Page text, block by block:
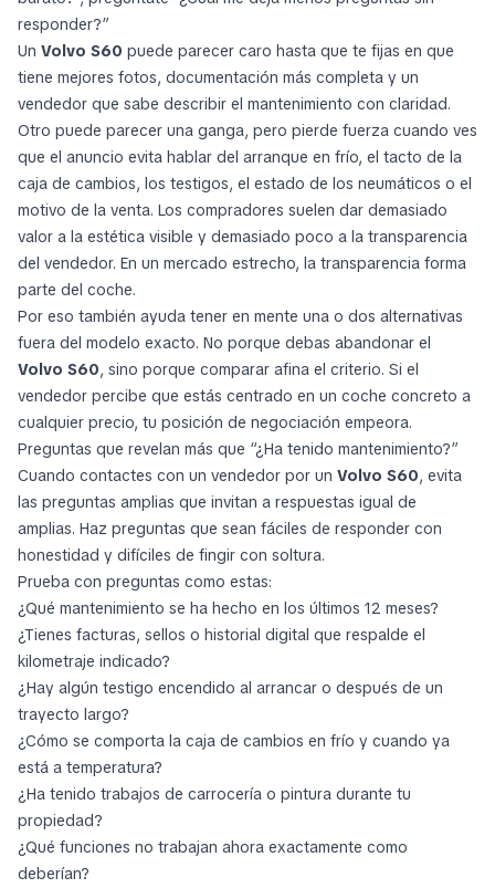
responder?”
Un Volvo S60 puede parecer caro hasta que te fijas en que
tiene mejores fotos, documentación más completa y un
vendedor que sabe describir el mantenimiento con claridad.
Otro puede parecer una ganga, pero pierde fuerza cuando ves
que el anuncio evita hablar del arranque en frío, el tacto de la
caja de cambios, los testigos, el estado de los neumáticos o el
motivo de la venta. Los compradores suelen dar demasiado
valor a la estética visible y demasiado poco a la transparencia
del vendedor. En un mercado estrecho, la transparencia forma
parte del coche.
Por eso también ayuda tener en mente una o dos alternativas
fuera del modelo exacto. No porque debas abandonar el
Volvo S60, sino porque comparar afina el criterio. Si el
vendedor percibe que estás centrado en un coche concreto a
cualquier precio, tu posición de negociación empeora.
Preguntas que revelan más que “¿Ha tenido mantenimiento?”
Cuando contactes con un vendedor por un Volvo S60, evita
las preguntas amplias que invitan a respuestas igual de
amplias. Haz preguntas que sean fáciles de responder con
honestidad y difíciles de fingir con soltura.
Prueba con preguntas como estas:
¿Qué mantenimiento se ha hecho en los últimos 12 meses?
¿Tienes facturas, sellos o historial digital que respalde el
kilometraje indicado?
¿Hay algún testigo encendido al arrancar o después de un
trayecto largo?
¿Cómo se comporta la caja de cambios en frío y cuando ya
está a temperatura?
¿Ha tenido trabajos de carrocería o pintura durante tu
propiedad?
¿Qué funciones no trabajan ahora exactamente como
deberían?